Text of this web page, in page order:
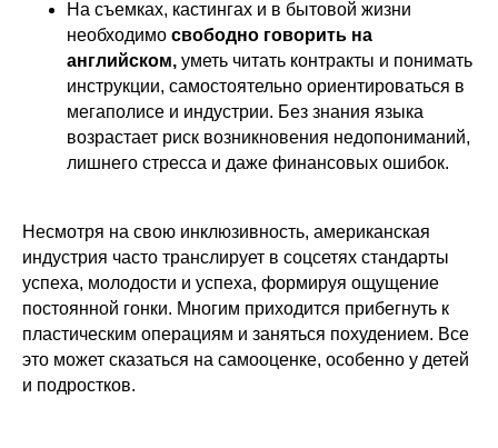
На съемках, кастингах и в бытовой жизни
необходимо свободно говорить на
английском, уметь читать контракты и понимать
инструкции, самостоятельно ориентироваться в
мегаполисе и индустрии. Без знания языка
возрастает риск возникновения недопониманий,
лишнего стресса и даже финансовых ошибок.
Несмотря на свою инклюзивность, американская
индустрия часто транслирует в соцсетях стандарты
успеха, молодости и успеха, формируя ощущение
постоянной гонки. Многим приходится прибегнуть к
пластическим операциям и заняться похудением. Все
это может сказаться на самооценке, особенно у детей
и подростков.
Интенсивы
Дети от 4 до 18 лет
Летний лагерь
Взрослые от 18
до 65+ лет
Дети от 12 до 18 лет
Дети от 4 до 11 лет
Обучение
Модели от 18 до 30